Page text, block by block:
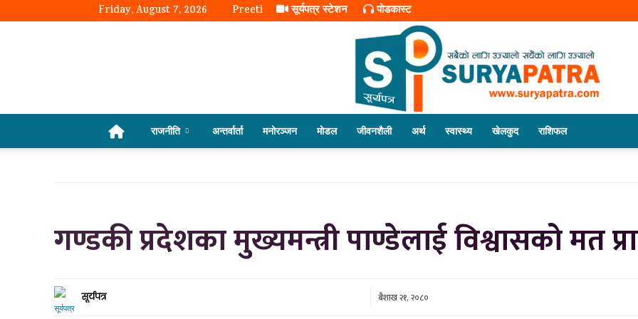
Friday, August 7, 2026 Preeti सूर्यपत्र स्टेशन पोडकास्ट
डट
राजनीति अन्तर्वार्ता मनोरञ्जन माेडल जीवनशैली अर्थ स्वास्थ्य खेलकुद राशिफल
गण्डकी प्रदेशका मुख्यमन्त्री पाण्डेलाई विश्वासको मत
सूर्यपत्र बैशाख २१, २०८०